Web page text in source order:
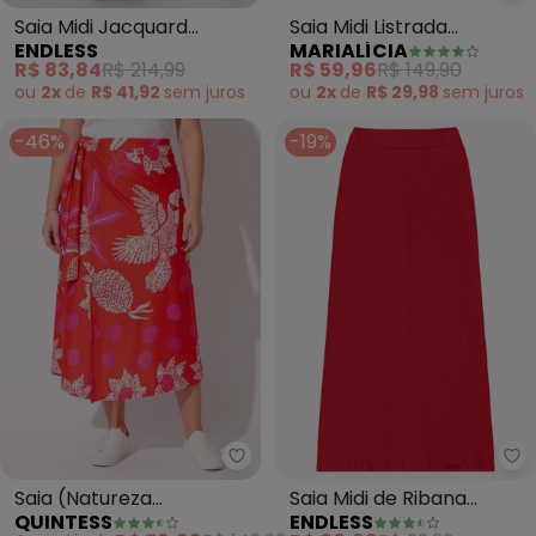
Saia Midi Jacquard
Acetinado Onças
(Vermelho)
ENDLESS
R$ 83,84R$ 214,99
ou 2x de R$ 41,92 sem juros
Saia Midi Listrada
(Vermelho)
MARIALÍCIA
R$ 59,96R$ 149,90
ou 2x de R$ 29,98 sem juros
-46%
Quintess - Saia (Natureza
Saia (Natureza
Vermelha) em Malha Fria
QUINTESS
-19%
Saia Midi de Ribana
Feminina (Vermelho)
ENDLESS